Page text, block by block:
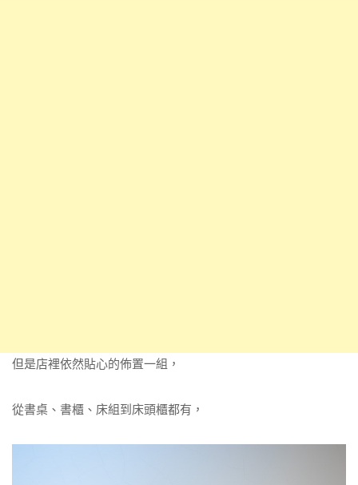
但是店裡依然貼心的佈置一組，
從書桌、書櫃、床組到床頭櫃都有，